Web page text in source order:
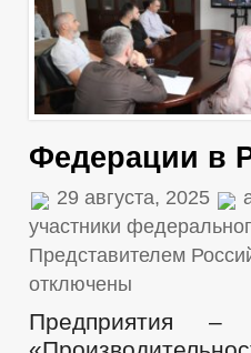
Федерации в
29 августа, 2025
участники
Представителем
отключены
Предприятия –